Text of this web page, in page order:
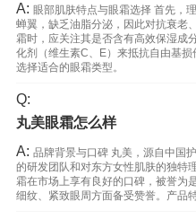
A: 眼部肌肤特点与眼霜选择 首先，
蝉翼，缺乏油脂分泌，因此对抗衰老
霜时，应关注其是否含有高效保湿成
化剂（维生素C、E）来抵抗自由基
选择适合的眼霜类型。
Q:
丸美眼霜怎么样
A: 品牌背景与口碑 丸美，源自中国
的研发团队和对东方女性肌肤的独特
霜在市场上享有良好的口碑，被誉为
细纹、紧致眼周方面备受赞誉。产品